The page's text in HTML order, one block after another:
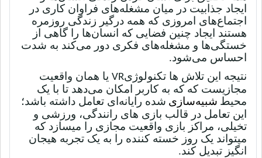
ایجاد جذابیت در میان مشغله‌های فراوان کاری در
اجتماع‌های امروزی که همه درگیر زندگی روزمره
هستند ایجاد چنین فضایی که انسان‌ها را گاهی از
خستگی‌ها و مشغله‌های فکری دور می‌کند به شدت
احساس می‌شود.
نتیجه این تلاش ها تکنولوژیVR یا همان واقعیت
مجازیست کهکه به کاربر امکان می‌دهد تا با یک
محیط شبیه‌سازی شده رایانه‌ای تعامل داشته باشد؛
این تعامل در قالب بازی های رانندگی، ورزشی و
تخیلی، مراکز بازی واقعیت مجازی را میسازد که
میتواند یک روز خسته کننده را به یک تجربه هیجان
انگیز تبدیل کند.